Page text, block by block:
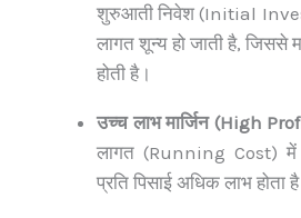
शुरुआती निवेश (Initial
लागत शून्य हो जाती है, जिससे
होती है।
उच्च लाभ मार्जिन (High
लागत (Running Cost) में
प्रति पिसाई अधिक लाभ होता